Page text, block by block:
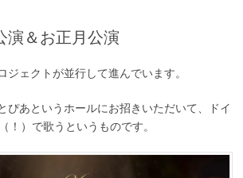
演＆お正月公演
ジェクトが並行して進んでいます。
ぴあというホールにお招きいただいて、ドイ
！）で歌うというものです。